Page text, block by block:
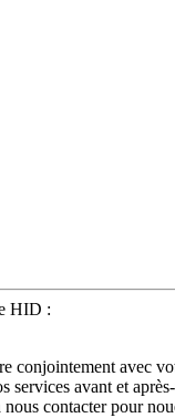
HID :
conjointement avec
avant et
contacter pour